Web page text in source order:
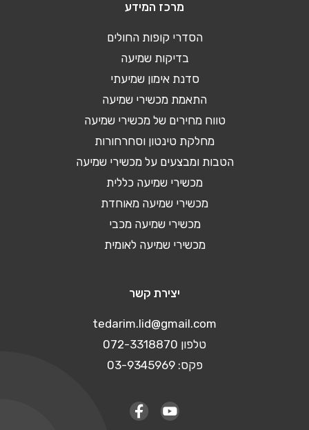
מרכז המידע
הסדרי קופות החולים
בדיקות שמיעה
סדנת אימון שמיעתי
התאמת מכשירי שמיעה
טווח מחירים של מכשירי שמיעה
מחלקת טינטון וסחרחורות
הטבות ומבצעים על מכשירי שמיעה
מכשירי שמיעה כללית
מכשירי שמיעה מאוחדת
מכשירי שמיעה מכבי
מכשירי שמיעה לאומית
יצירת קשר
tedarim.lid@gmail.com
טלפון 072-3318870
פקס: 03-9345969